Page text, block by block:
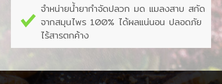
จำ​หน่ายน้ำยากำ​จัดปลวก​ ​มด​ ​แมลงสาบ​ ​สกัด​
จาก​สมุนไพร​ 100% ​ได้​ผลแน่นอน​ ​ปลอดภัย
ไร้สารตกค้าง​